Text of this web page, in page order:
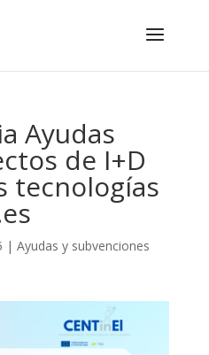
Ayudas
de I+D
tecnologías
| Ayudas y subvenciones